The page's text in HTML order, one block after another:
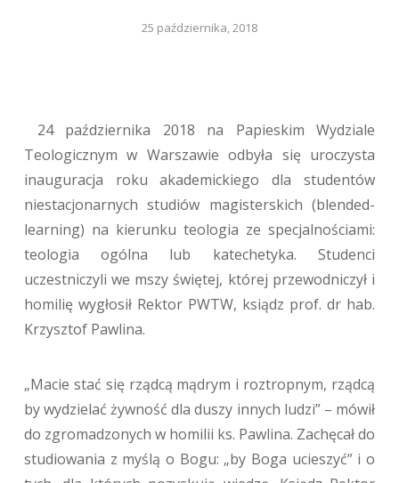
25 października, 2018
24 października 2018 na Papieskim Wydziale
Teologicznym w Warszawie odbyła się uroczysta
inauguracja roku akademickiego dla studentów
niestacjonarnych studiów magisterskich (blended-
learning) na kierunku teologia ze specjalnościami:
teologia ogólna lub katechetyka. Studenci
uczestniczyli we mszy świętej, której przewodniczył i
homilię wygłosił Rektor PWTW, ksiądz prof. dr hab.
Krzysztof Pawlina.
„Macie stać się rządcą mądrym i roztropnym, rządcą
by wydzielać żywność dla duszy innych ludzi” – mówił
do zgromadzonych w homilii ks. Pawlina. Zachęcał do
studiowania z myślą o Bogu: „by Boga ucieszyć” i o